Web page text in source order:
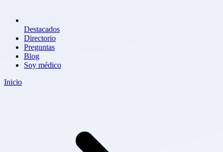
Destacados
Directorio
Preguntas
Blog
Soy médico
Inicio